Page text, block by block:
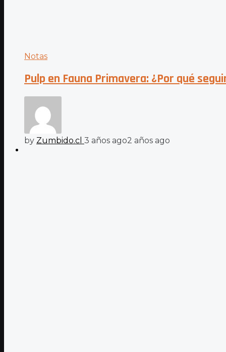
Notas
Pulp en Fauna Primavera: ¿Por qué
by Zumbido.cl 3 años ago2 años ago